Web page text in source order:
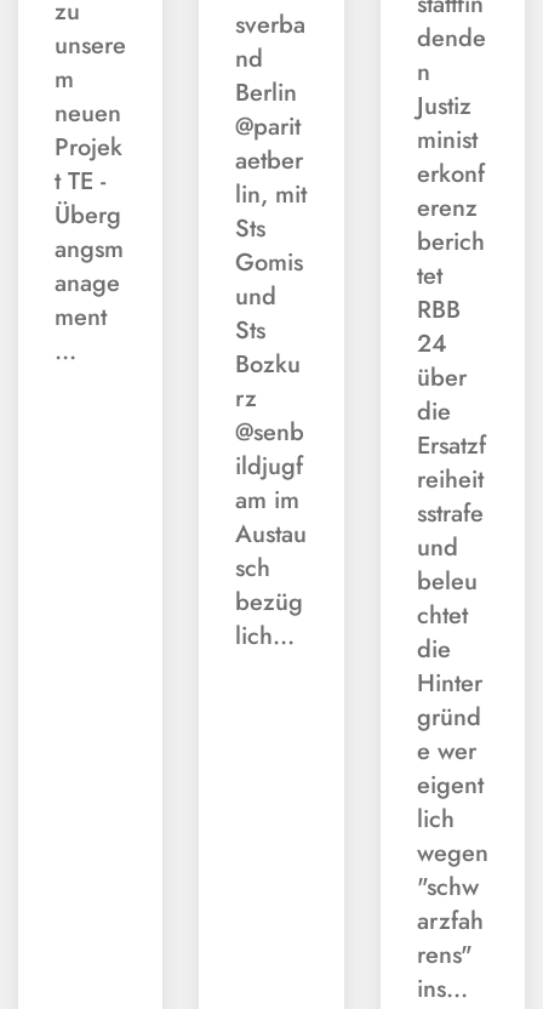
zu
unsere
m
neuen
Projek
t TE -
Überg
angsm
anage
ment
…
sverba
nd
Berlin
@parit
aetber
lin, mit
Sts
Gomis
und
Sts
Bozku
rz
@senb
ildjugf
am im
Austau
sch
bezüg
lich…
dende
n
Justiz
minist
erkonf
erenz
berich
tet
RBB
24
über
die
Ersatzf
reiheit
sstrafe
und
beleu
chtet
die
Hinter
gründ
e wer
eigent
lich
wegen
"schw
arzfah
rens"
ins…